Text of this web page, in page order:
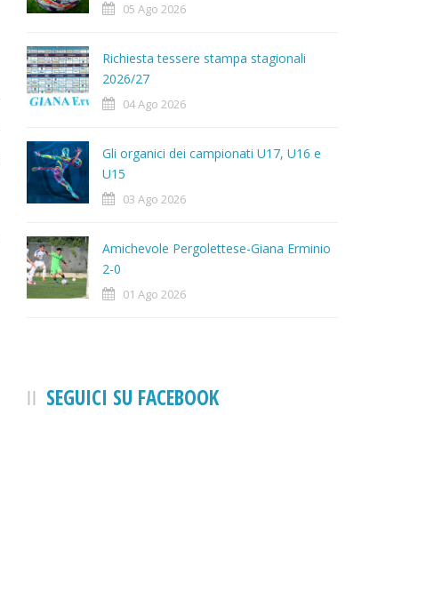
05 Ago 2026
Richiesta tessere stampa stagionali
2026/27
04 Ago 2026
Gli organici dei campionati U17, U16 e
U15
03 Ago 2026
Amichevole Pergolettese-Giana Erminio
2-0
01 Ago 2026
SEGUICI SU FACEBOOK